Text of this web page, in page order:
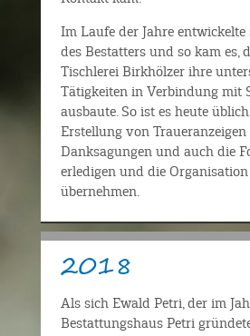
Im Laufe der Jahre
des Bestatters und so kam es,
Tischlerei Birkhölzer ihre
Tätigkeiten in Verbindung mit
ausbaute. So ist es heute
Erstellung von Traueranzeigen
Danksagungen und auch die
erledigen und die
übernehmen.
2018
Als sich Ewald Petri, der im
Bestattungshaus Petri